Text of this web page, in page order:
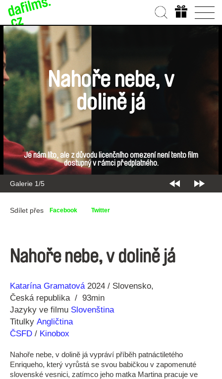
Galerie 2/5
Nahoře nebe, v
dolině já
Je nám líto, ale z důvodu licenčního omezení není tento film
dostupný v rámci předplatného.
Sdílet přes Facebook Twitter
Nahoře nebe, v dolině já
Režie
Katarína Gramatová
Rok 2024
Slovensko
Česká republika
93min
Jazyky ve filmu Slovenština
Titulky Angličtina
ČSFD / Kinobox
Nahoře nebe, v dolině já vypráví příběh patnáctiletého
Enriqueho, který vyrůstá se svou babičkou v zapomenuté
slovenské vesnici, zatímco jeho matka Martina pracuje ve